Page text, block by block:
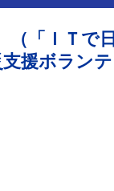
（「ＩＴで
援ボランテ